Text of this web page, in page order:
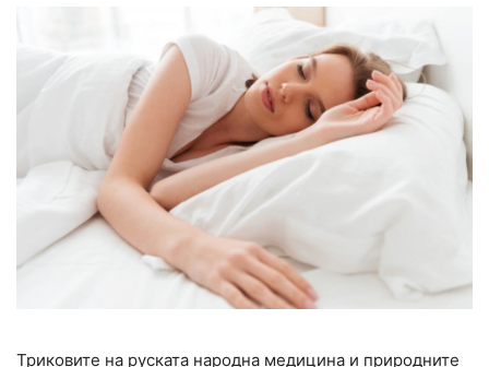
Триковите на руската народна медицина и природните